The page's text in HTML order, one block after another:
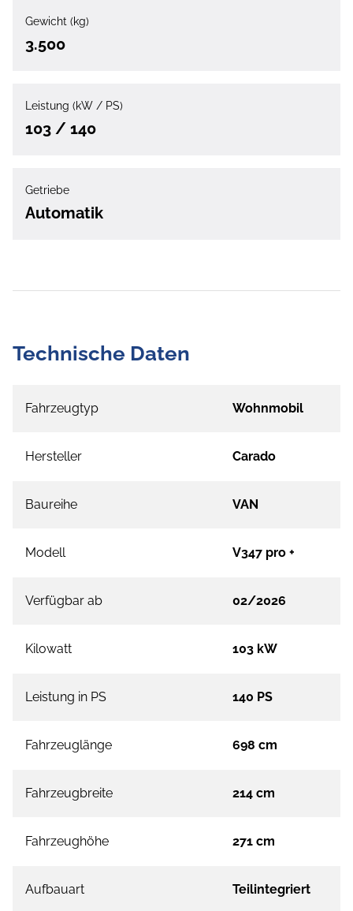
Gewicht (kg)
3.500
Leistung (kW / PS)
103 / 140
Getriebe
Automatik
Technische Daten
Fahrzeugtyp Wohnmobil
Hersteller Carado
Baureihe VAN
Modell V347 pro +
Verfügbar ab 02/2026
Kilowatt 103 kW
Leistung in PS 140 PS
Fahrzeuglänge 698 cm
Fahrzeugbreite 214 cm
Fahrzeughöhe 271 cm
Aufbauart Teilintegriert